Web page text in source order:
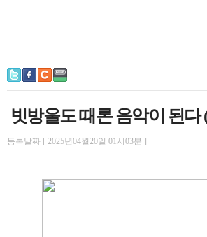
빗방울도 때론 음악이 된다
등록날짜 [ 2025년04월20일 01시03분 ]